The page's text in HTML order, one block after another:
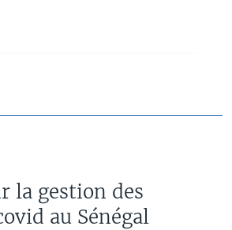
la gestion des
au Sénégal